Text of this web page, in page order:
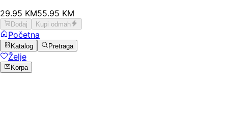
29.95 KM55.95 KM
Dodaj Kupi odmah
Početna
Katalog Pretraga
Želje
Korpa